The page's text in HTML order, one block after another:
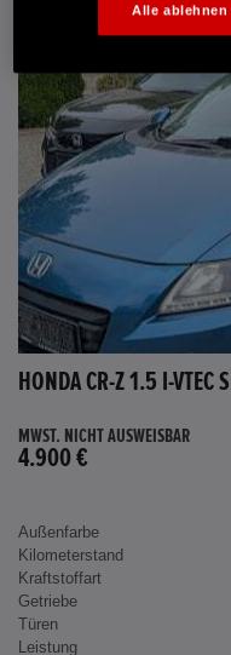
HONDA CR-Z 1.5 I-VTEC
MWST. NICHT AUSWEISBAR
4.900 €
Außenfarbe
Kilometerstand
Kraftstoffart
Getriebe
Türen
Leistung
Alle ablehnen